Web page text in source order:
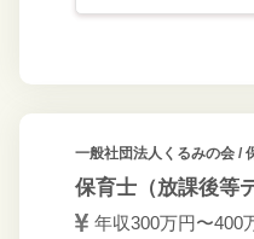
一般社団法人くるみの会/
保育士（放課後等
年収300万円〜400